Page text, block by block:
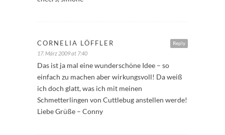
Reply
CORNELIA LÖFFLER
17. März 2009 at 7:40
Das ist ja mal eine wunderschöne Idee – so
einfach zu machen aber wirkungsvoll! Da weiß
ich doch glatt, was ich mit meinen
Schmetterlingen von Cuttlebug anstellen werde!
Liebe Grüße – Conny